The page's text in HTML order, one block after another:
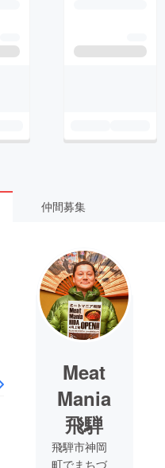
仲間募集
Meat
Mania
飛騨
飛騨市神岡
町でまちづ